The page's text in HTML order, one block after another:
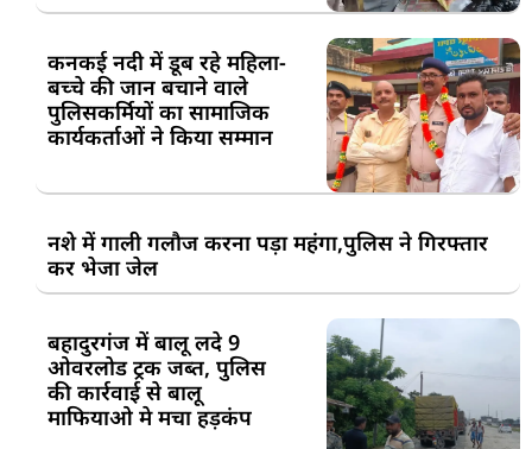
कनकई नदी में डूब रहे महिला-
बच्चे की जान बचाने वाले
पुलिसकर्मियों का सामाजिक
कार्यकर्ताओं ने किया सम्मान
नशे में गाली गलौज करना पड़ा महंगा,पुलिस ने गिरफ्तार
कर भेजा जेल
बहादुरगंज में बालू लदे 9
ओवरलोड ट्रक जब्त, पुलिस
की कार्रवाई से बालू
माफियाओ मे मचा हड़कंप